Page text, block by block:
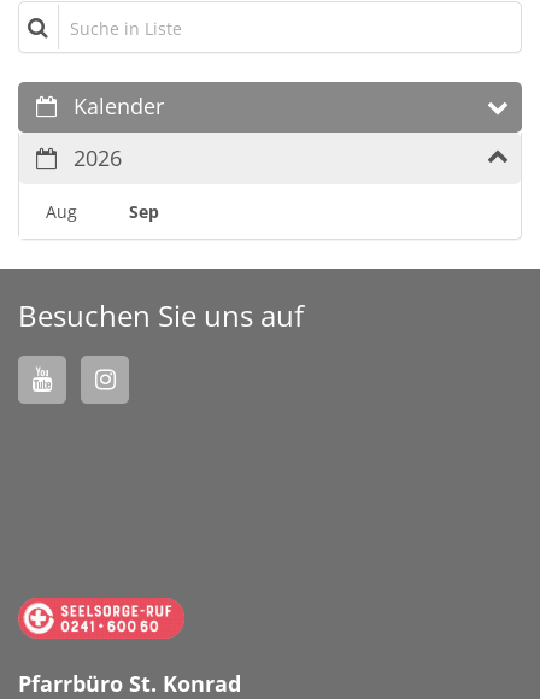
Suche in Liste
Kalender
2026
Aug Sep
Besuchen Sie uns auf
Pfarrbüro St. Konrad